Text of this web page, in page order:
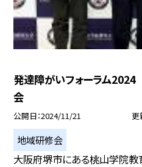
発達障がいフォーラム
会
公開日 2024/11/21 更
地域研修会
大阪府堺市にある桃山学院